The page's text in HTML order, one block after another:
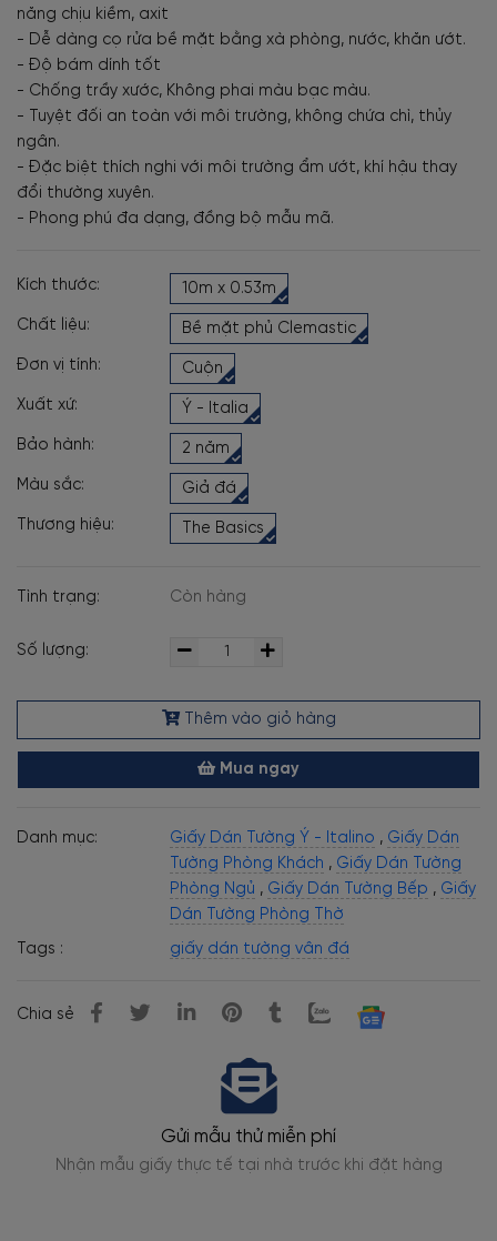
năng chịu kiềm, axit
- Dễ dàng cọ rửa bề mặt bằng xà phòng, nước, khăn ướt.
- Độ bám dính tốt
- Chống trầy xước, Không phai màu bạc màu.
- Tuyệt đối an toàn với môi trường, không chứa chì, thủy
ngân.
- Đặc biệt thích nghi với môi trường ẩm ướt, khí hậu thay
đổi thường xuyên.
- Phong phú đa dạng, đồng bộ mẫu mã.
Kích thước: 10m x 0.53m
Chất liệu: Bề mặt phủ Clemastic
Đơn vị tính: Cuộn
Xuất xứ: Ý - Italia
Bảo hành: 2 năm
Màu sắc: Giả đá
Thương hiệu: The Basics
Tình trạng: Còn hàng
Số lượng:
Thêm vào giỏ hàng
Mua ngay
Danh mục: Giấy Dán Tường Ý - Italino , Giấy Dán
Tường Phòng Khách , Giấy Dán Tường
Phòng Ngủ , Giấy Dán Tường Bếp , Giấy
Dán Tường Phòng Thờ
Tags :
giấy dán tường vân đá
Chia sẻ
Gửi mẫu thử miễn phí
giấy thực tế tại nhà trước khi đặt hàng Thợ dán tường